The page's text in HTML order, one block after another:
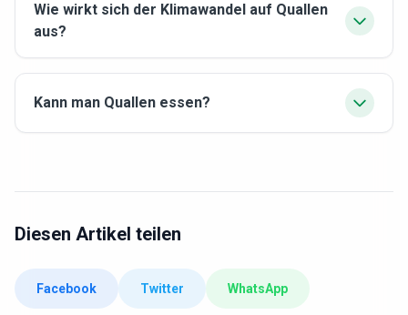
Wie wirkt sich der Klimawandel auf Quallen
aus?
Kann man Quallen essen?
Diesen Artikel teilen
Facebook Twitter WhatsApp